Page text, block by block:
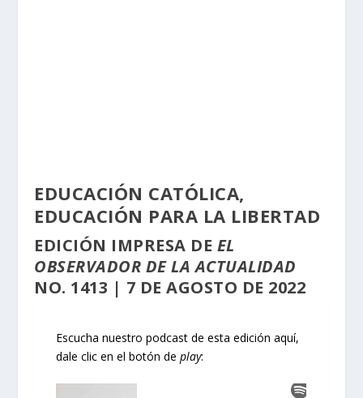
EDUCACIÓN CATÓLICA,
EDUCACIÓN PARA LA LIBERTAD
EDICIÓN IMPRESA DE EL
OBSERVADOR DE LA ACTUALIDAD
NO. 1413 | 7 DE AGOSTO DE 2022
Escucha nuestro podcast de esta edición aquí,
dale clic en el botón deplay: